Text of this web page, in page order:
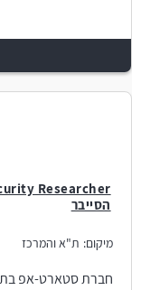
הסייבר
מיקום: ת"א והמרכז
חברת סטארט-אפ